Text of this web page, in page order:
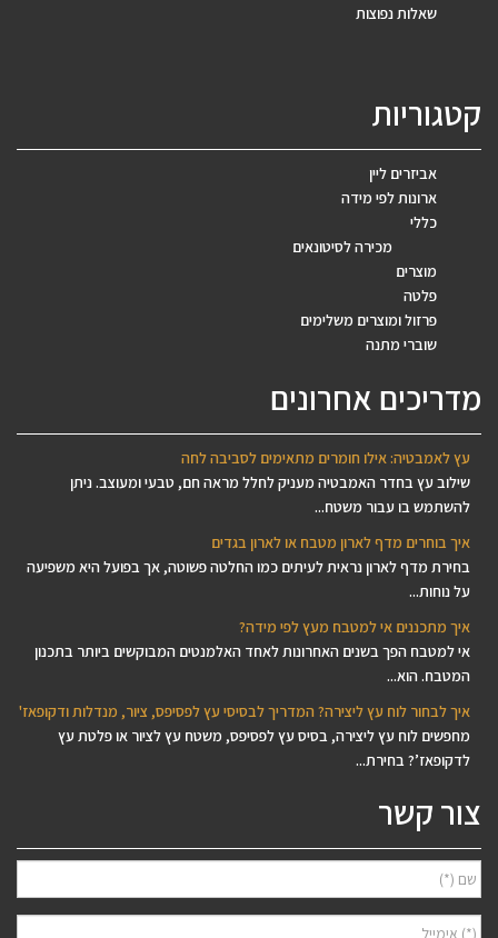
שאלות נפוצות
קטגוריות
אביזרים ליין
ארונות לפי מידה
כללי
מכירה לסיטונאים
מוצרים
פלטה
פרזול ומוצרים משלימים
שוברי מתנה
מדריכים אחרונים
עץ לאמבטיה: אילו חומרים מתאימים לסביבה לחה
שילוב עץ בחדר האמבטיה מעניק לחלל מראה חם, טבעי ומעוצב. ניתן
להשתמש בו עבור משטח...
איך בוחרים מדף לארון מטבח או לארון בגדים
בחירת מדף לארון נראית לעיתים כמו החלטה פשוטה, אך בפועל היא משפיעה
על נוחות...
איך מתכננים אי למטבח מעץ לפי מידה?
אי למטבח הפך בשנים האחרונות לאחד האלמנטים המבוקשים ביותר בתכנון
המטבח. הוא...
איך לבחור לוח עץ ליצירה? המדריך לבסיסי עץ לפסיפס, ציור, מנדלות ודקופאז'
מחפשים לוח עץ ליצירה, בסיס עץ לפסיפס, משטח עץ לציור או פלטת עץ
לדקופאז’? בחירת...
צור קשר